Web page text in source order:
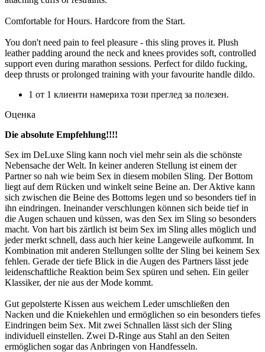
Comfortable for Hours. Hardcore from the Start.
You don't need pain to feel pleasure - this sling proves it. Plush
leather padding around the neck and knees provides soft, controlled
support even during marathon sessions. Perfect for dildo fucking,
deep thrusts or prolonged training with your favourite handle dildo.
1 от 1 клиенти намериха този преглед за полезен.
Оценка
Die absolute Empfehlung!!!!
Sex im DeLuxe Sling kann noch viel mehr sein als die schönste
Nebensache der Welt. In keiner anderen Stellung ist einem der
Partner so nah wie beim Sex in diesem mobilen Sling. Der Bottom
liegt auf dem Rücken und winkelt seine Beine an. Der Aktive kann
sich zwischen die Beine des Bottoms legen und so besonders tief in
ihn eindringen. Ineinander verschlungen können sich beide tief in
die Augen schauen und küssen, was den Sex im Sling so besonders
macht. Von hart bis zärtlich ist beim Sex im Sling alles möglich und
jeder merkt schnell, dass auch hier keine Langeweile aufkommt. In
Kombination mit anderen Stellungen sollte der Sling bei keinem Sex
fehlen. Gerade der tiefe Blick in die Augen des Partners lässt jede
leidenschaftliche Reaktion beim Sex spüren und sehen. Ein geiler
Klassiker, der nie aus der Mode kommt.
Gut gepolsterte Kissen aus weichem Leder umschließen den
Nacken und die Kniekehlen und ermöglichen so ein besonders tiefes
Eindringen beim Sex. Mit zwei Schnallen lässt sich der Sling
individuell einstellen. Zwei D-Ringe aus Stahl an den Seiten
ermöglichen sogar das Anbringen von Handfesseln.